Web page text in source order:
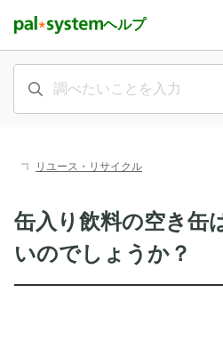
ヘルプ
リユース・リサイクル
缶入り飲料の空き缶
いのでしょうか？